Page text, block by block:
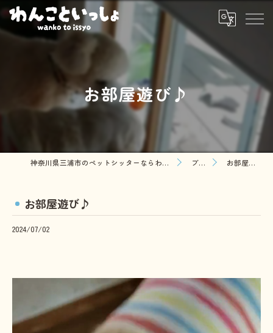
お部屋遊び♪
神奈川県三浦市のペットシッターならわんこといっしょ ブログ お部屋遊び♪
お部屋遊び♪
2024/07/02